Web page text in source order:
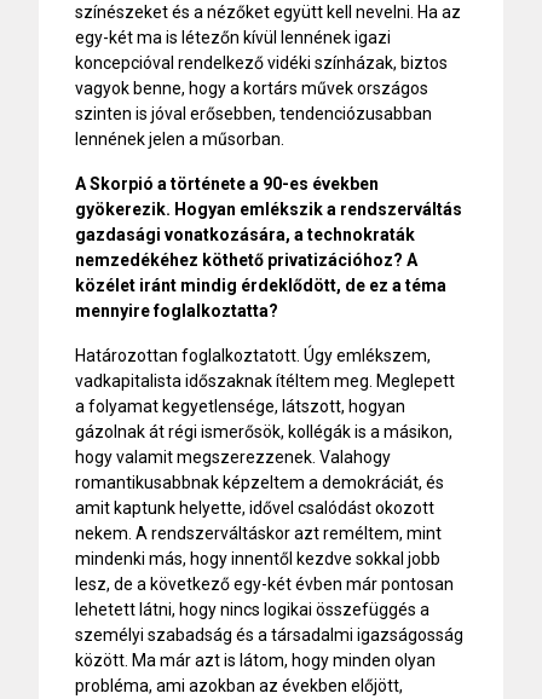
színészeket és a nézőket együtt kell nevelni. Ha az
egy-két ma is létezőn kívül lennének igazi
koncepcióval rendelkező vidéki színházak, biztos
vagyok benne, hogy a kortárs művek országos
szinten is jóval erősebben, tendenciózusabban
lennének jelen a műsorban.
A Skorpió a története a 90-es években
gyökerezik. Hogyan emlékszik a rendszerváltás
gazdasági vonatkozására, a technokraták
nemzedékéhez köthető privatizációhoz? A
közélet iránt mindig érdeklődött, de ez a téma
mennyire foglalkoztatta?
Határozottan foglalkoztatott. Úgy emlékszem,
vadkapitalista időszaknak ítéltem meg. Meglepett
a folyamat kegyetlensége, látszott, hogyan
gázolnak át régi ismerősök, kollégák is a másikon,
hogy valamit megszerezzenek. Valahogy
romantikusabbnak képzeltem a demokráciát, és
amit kaptunk helyette, idővel csalódást okozott
nekem. A rendszerváltáskor azt reméltem, mint
mindenki más, hogy innentől kezdve sokkal jobb
lesz, de a következő egy-két évben már pontosan
lehetett látni, hogy nincs logikai összefüggés a
személyi szabadság és a társadalmi igazságosság
között. Ma már azt is látom, hogy minden olyan
probléma, ami azokban az években előjött,